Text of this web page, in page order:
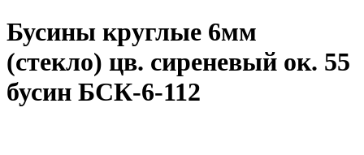
Бусины круглые 6мм
(стекло) цв. сиреневый ок. 55
бусин БСК-6-112